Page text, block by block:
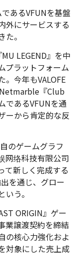
あるVFUNを基盤
外にサービスする
。
LEGEND』を中
プラットフォーム
。今年もVALOFE
『Club
であるVFUNを通
ーから肯定的な反
のゲームグラフ
网络科技有限公司
て新しく完成する
を通じ、グロー
う。
ORIGIN』ゲー
業譲渡契約を締結
の核心力強化およ
対象にした売上成